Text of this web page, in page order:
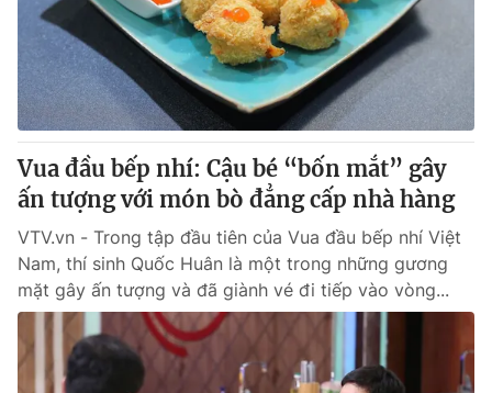
Vua đầu bếp nhí: Cậu bé “bốn mắt” gây
ấn tượng với món bò đẳng cấp nhà hàng
VTV.vn - Trong tập đầu tiên của Vua đầu bếp nhí Việt
Nam, thí sinh Quốc Huân là một trong những gương
mặt gây ấn tượng và đã giành vé đi tiếp vào vòng...